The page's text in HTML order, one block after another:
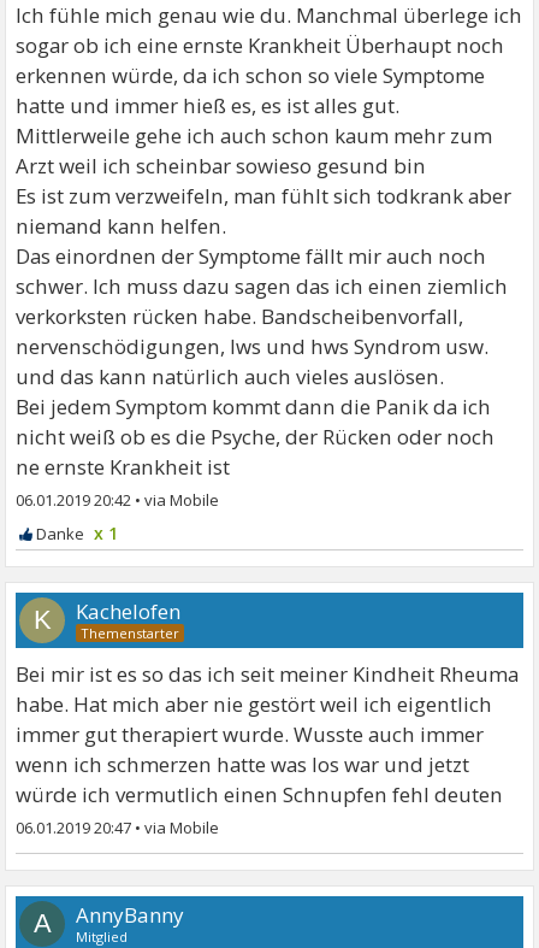
Ich fühle mich genau wie du. Manchmal überlege ich
sogar ob ich eine ernste Krankheit Überhaupt noch
erkennen würde, da ich schon so viele Symptome
hatte und immer hieß es, es ist alles gut.
Mittlerweile gehe ich auch schon kaum mehr zum
Arzt weil ich scheinbar sowieso gesund bin
Es ist zum verzweifeln, man fühlt sich todkrank aber
niemand kann helfen.
Das einordnen der Symptome fällt mir auch noch
schwer. Ich muss dazu sagen das ich einen ziemlich
verkorksten rücken habe. Bandscheibenvorfall,
nervenschödigungen, lws und hws Syndrom usw.
und das kann natürlich auch vieles auslösen.
Bei jedem Symptom kommt dann die Panik da ich
nicht weiß ob es die Psyche, der Rücken oder noch
ne ernste Krankheit ist
06.01.2019 20:42 •
x 1
K Kachelofen
Bei mir ist es so das ich seit meiner Kindheit Rheuma
habe. Hat mich aber nie gestört weil ich eigentlich
immer gut therapiert wurde. Wusste auch immer
wenn ich schmerzen hatte was los war und jetzt
würde ich vermutlich einen Schnupfen fehl deuten
06.01.2019 20:47 •
A AnnyBanny
Mitglied